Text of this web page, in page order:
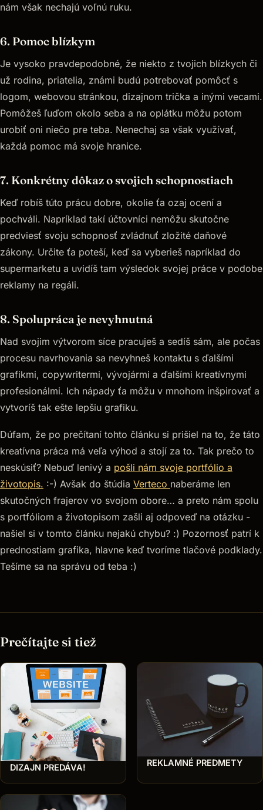
nám však nechajú voľnú ruku.
6. Pomoc blízkym
Je vysoko pravdepodobné, že niekto z tvojich blízkych či
už rodina, priatelia, známi budú potrebovať pomôcť s
logom, webovou stránkou, dizajnom trička a inými vecami.
Pomôžeš ľuďom okolo seba a na oplátku môžu potom
urobiť oni niečo pre teba. Nenechaj sa však využívať,
každá pomoc má svoje hranice.
7. Konkrétny dôkaz o svojich schopnostiach
Keď robíš túto prácu dobre, okolie ťa ozaj ocení a
pochváli. Napríklad takí účtovníci nemôžu skutočne
predviesť svoju schopnosť zvládnuť zložité daňové
zákony. Určite ťa poteší, keď sa vyberieš napríklad do
supermarketu a uvidíš tam výsledok svojej práce v podobe
reklamy na regáli.
8. Spolupráca je nevyhnutná
Nad svojim výtvorom síce pracuješ a sedíš sám, ale počas
procesu navrhovania sa nevyhneš kontaktu s ďalšími
grafikmi, copywritermi, vývojármi a ďalšími kreatívnymi
profesionálmi. Ich nápady ťa môžu v mnohom inšpirovať a
vytvoríš tak ešte lepšiu grafiku.
Dúfam, že po prečítaní tohto článku si prišiel na to, že táto
kreatívna práca má veľa výhod a stojí za to. Tak prečo to
neskúsiť? Nebuď lenivý a pošli nám svoje portfólio a
životopis. :-) Avšak do štúdia Verteco naberáme len
skutočných frajerov vo svojom obore… a preto nám spolu
s portfóliom a životopisom zašli aj odpoveď na otázku -
našiel si v tomto článku nejakú chybu? :) Pozornosť patrí k
prednostiam grafika, hlavne keď tvoríme tlačové podklady.
Tešíme sa na správu od teba :)
Prečítajte si tiež
DIZAJN PREDÁVA! REKLAMNÉ PREDMETY